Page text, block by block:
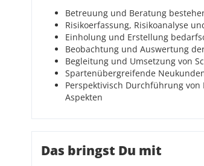
Betreuung und Beratung
Risikoerfassung, Risikoanalyse
Einholung und Erstellung
Beobachtung und Auswertung
Begleitung und Umsetzung von
Spartenübergreifende
Perspektivisch Durchführung
Aspekten
Das bringst Du mit